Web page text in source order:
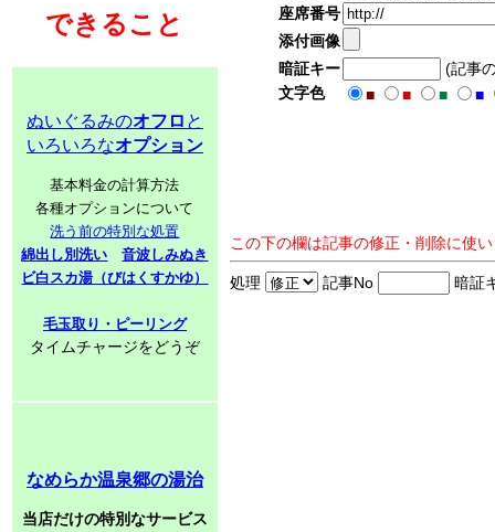
できること
ぬいぐるみのオフロ と
いろいろなオプション
基本料金の計算方法
各種オプションについて
洗う前の特別な処置
綿出し別洗い
音波しみぬき
ビ白スカ湯（びはくすかゆ）
毛玉取り・ピーリング
タイムチャージをどうぞ
なめらか温泉郷の湯治
当店だけの特別なサービス
座席番号
添付画像
暗証キー
(記事
文字色
■ ■ ■ ■
この下の欄は記事の修正・削除に使
処理 記事No 暗証